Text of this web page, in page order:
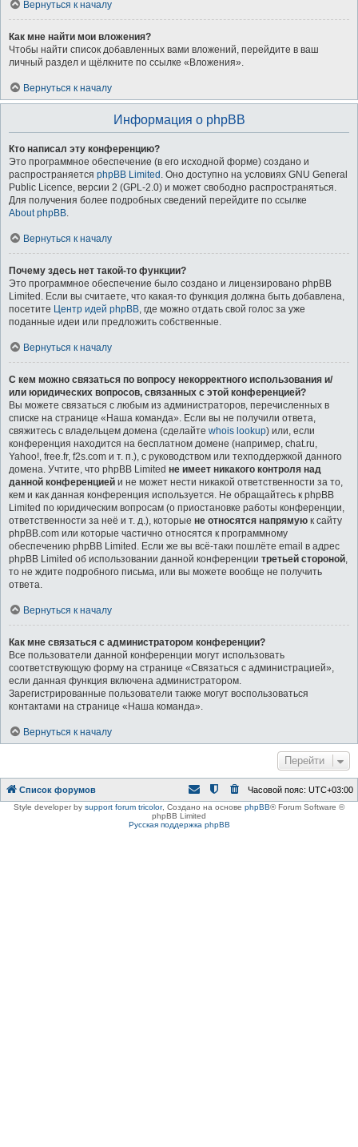
Вернуться к началу
Как мне найти мои вложения?
Чтобы найти список добавленных вами вложений, перейдите в ваш
личный раздел и щёлкните по ссылке «Вложения».
Вернуться к началу
Информация о phpBB
Кто написал эту конференцию?
Это программное обеспечение (в его исходной форме) создано и
распространяется phpBB Limited . Оно доступно на условиях GNU General
Public Licence, версии 2 (GPL-2.0) и может свободно распространяться.
Для получения более подробных сведений перейдите по ссылке
About phpBB.
Вернуться к началу
Почему здесь нет такой-то функции?
Это программное обеспечение было создано и лицензировано phpBB
Limited. Если вы считаете, что какая-то функция должна быть добавлена,
посетите Центр идей phpBB, где можно отдать свой голос за уже
поданные идеи или предложить собственные.
Вернуться к началу
С кем можно связаться по вопросу некорректного использования и/
или юридических вопросов, связанных с этой конференцией?
Вы можете связаться с любым из администраторов, перечисленных в
списке на странице «Наша команда». Если вы не получили ответа,
свяжитесь с владельцем домена (сделайте whois lookup) или, если
конференция находится на бесплатном домене (например, chat.ru,
Yahoo!, free.fr, f2s.com и т. п.), с руководством или техподдержкой данного
домена. Учтите, что phpBB Limited не имеет никакого контроля над
данной конференцией и не может нести никакой ответственности за то,
кем и как данная конференция используется. Не обращайтесь к phpBB
Limited по юридическим вопросам (о приостановке работы конференции,
ответственности за неё и т. д.), которые не относятся напрямую к сайту
phpBB.com или которые частично относятся к программному
обеспечению phpBB Limited. Если же вы всё-таки пошлёте email в адрес
phpBB Limited об использовании данной конференции третьей стороной,
то не ждите подробного письма, или вы можете вообще не получить
ответа.
Вернуться к началу
Как мне связаться с администратором конференции?
Все пользователи данной конференции могут использовать
соответствующую форму на странице «Связаться с администрацией»,
если данная функция включена администратором.
Зарегистрированные пользователи также могут воспользоваться
контактами на странице «Наша команда».
Вернуться к началу
Перейти
Список форумов Часовой пояс: UTC+03:00
Style developer by support forum tricolor, Создано на основе phpBB® Forum Software ©
phpBB Limited
Русская поддержка phpBB